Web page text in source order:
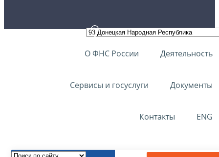
О ФНС России Деятельность
Сервисы и госуслуги Документы
Контакты ENG